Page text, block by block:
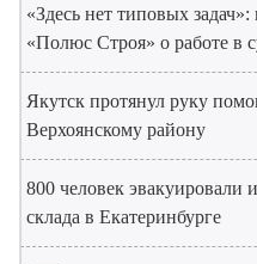
«Здесь нет типовых
«Полюс Строя» о работе в
Якутск протянул руку
Верхоянскому району
800 человек эвакуировали
склада в Екатеринбурге